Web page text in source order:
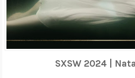
SXSW 2024 |